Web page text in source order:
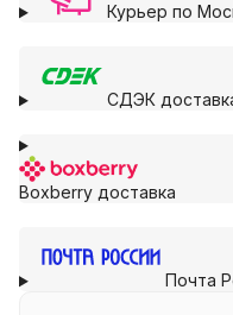
Курьер по
СДЭК
Boxberry доставка
Почта